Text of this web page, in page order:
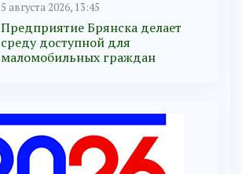
5 августа 2026, 13:45
Предприятие Брянска делает
среду доступной для
маломобильных граждан